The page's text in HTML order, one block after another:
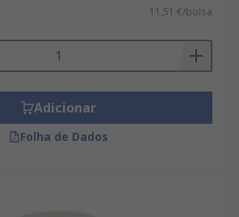
11,51 €/bolsa
Adicionar
Folha de Dados